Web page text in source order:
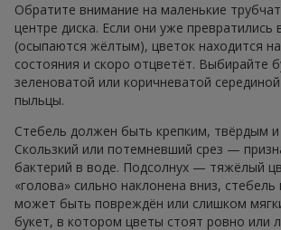
Обратите внимание на маленькие
центре диска. Если они уже превратились
(осыпаются жёлтым), цветок находится
состояния и скоро отцветёт. Выбирайте
зеленоватой или коричневатой
пыльцы.
Стебель должен быть крепким, твёрдым
Скользкий или потемневший срез —
бактерий в воде. Подсолнух — тяжёлый
«голова» сильно наклонена вниз,
может быть повреждён или слишком
букет, в котором цветы стоят ровно или